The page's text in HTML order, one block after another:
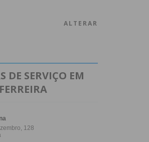
ALTERAR
DE SERVIÇO EM